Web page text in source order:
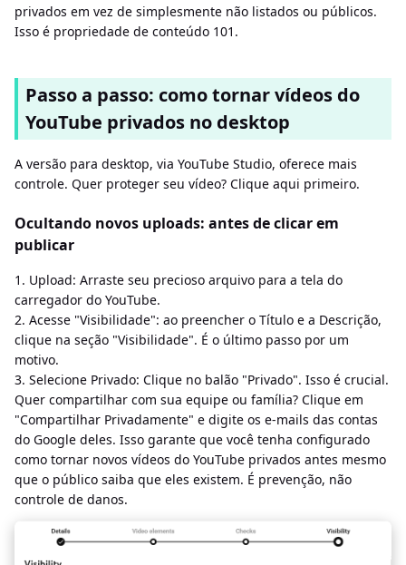
privados em vez de simplesmente não listados ou públicos.
Isso é propriedade de conteúdo 101.
Passo a passo: como tornar vídeos do
YouTube privados no desktop
A versão para desktop, via YouTube Studio, oferece mais
controle. Quer proteger seu vídeo? Clique aqui primeiro.
Ocultando novos uploads: antes de clicar em
publicar
1. Upload: Arraste seu precioso arquivo para a tela do
carregador do YouTube.
2. Acesse "Visibilidade": ao preencher o Título e a Descrição,
clique na seção "Visibilidade". É o último passo por um
motivo.
3. Selecione Privado: Clique no balão "Privado". Isso é crucial.
Quer compartilhar com sua equipe ou família? Clique em
"Compartilhar Privadamente" e digite os e-mails das contas
do Google deles. Isso garante que você tenha configurado
como tornar novos vídeos do YouTube privados antes mesmo
que o público saiba que eles existem. É prevenção, não
controle de danos.